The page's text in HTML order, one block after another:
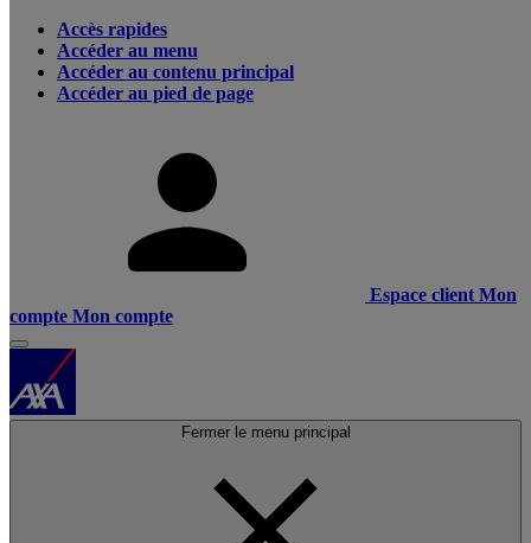
Accès rapides
Accéder au menu
Accéder au contenu principal
Accéder au pied de page
Espace client Mon
compte Mon compte
Fermer le menu principal